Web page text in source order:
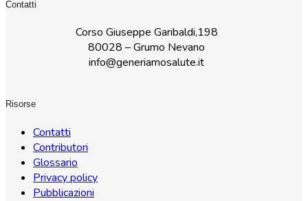
Contatti
Corso Giuseppe Garibaldi,198
80028 – Grumo Nevano
info@generiamosalute.it
Risorse
Contatti
Contributori
Glossario
Privacy policy
Pubblicazioni